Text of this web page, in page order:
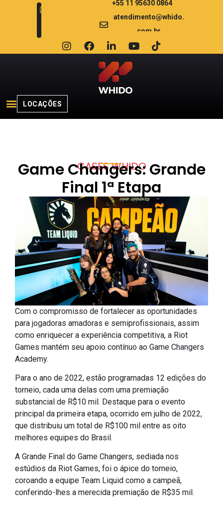
+55 11 95630 0864
atendimento@whido.
com.br
LOCAÇÕES
CASES WHIDO
Game Changers: Grande
Final 1ª Etapa
Com o compromisso de fortalecer as oportunidades
para jogadoras amadoras e semiprofissionais, assim
como enriquecer a experiência competitiva, a Riot
Games mantém seu apoio contínuo ao Game Changers
Academy.
Para o ano de 2022, estão programadas 12 edições do
torneio, cada uma delas com uma premiação
substancial de R$10 mil. Destaque para o evento
principal da primeira etapa, ocorrido em julho de 2022,
que distribuiu um total de R$100 mil entre as oito
melhores equipes do Brasil.
A Grande Final do Game Changers, sediada nos
estúdios da Riot Games, foi o ápice do torneio,
coroando a equipe Team Liquid como a campeã,
conferindo-lhes a merecida premiação de R$35 mil.